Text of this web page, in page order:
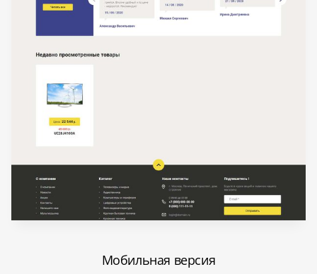
Мобильная версия